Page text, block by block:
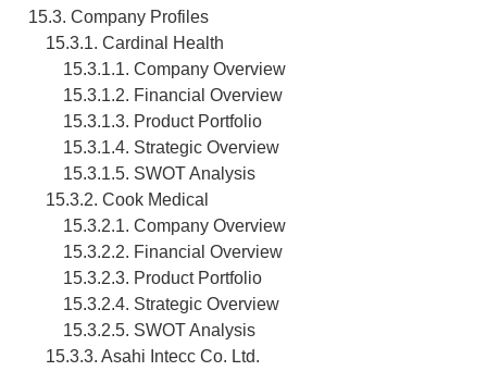
15.3. Company Profiles
15.3.1. Cardinal Health
15.3.1.1. Company Overview
15.3.1.2. Financial Overview
15.3.1.3. Product Portfolio
15.3.1.4. Strategic Overview
15.3.1.5. SWOT Analysis
15.3.2. Cook Medical
15.3.2.1. Company Overview
15.3.2.2. Financial Overview
15.3.2.3. Product Portfolio
15.3.2.4. Strategic Overview
15.3.2.5. SWOT Analysis
15.3.3. Asahi Intecc Co. Ltd.